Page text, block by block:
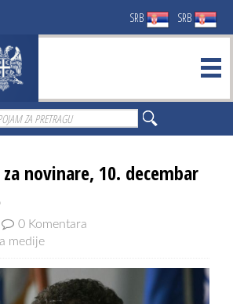
SRB SRB
novinare, 10. decembar
0 Komentara
medije